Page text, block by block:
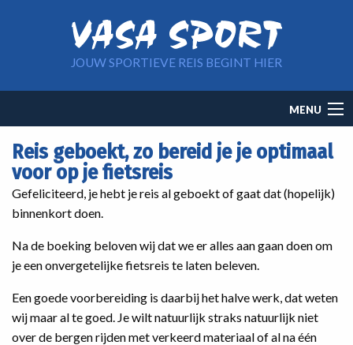
JOUW SPORTIEVE REIS BEGINT HIER
navigation
MENU
Reis geboekt, zo bereid je je optimaal
voor op je fietsreis
Gefeliciteerd, je hebt je reis al geboekt of gaat dat (hopelijk)
binnenkort doen.
Na de boeking beloven wij dat we er alles aan gaan doen om
je een onvergetelijke fietsreis te laten beleven.
Een goede voorbereiding is daarbij het halve werk, dat weten
wij maar al te goed. Je wilt natuurlijk straks natuurlijk niet
over de bergen rijden met verkeerd materiaal of al na één